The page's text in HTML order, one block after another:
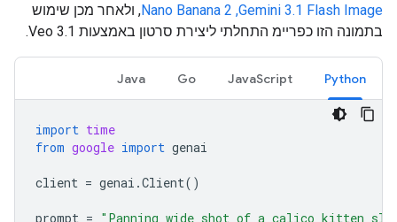
Gemini 3.1 Flash Image,‏ Nano Banana 2
, ולאחר מכן שימוש
בתמונה הזו כפריימ התחלתי ליצירת סרטון באמצעות Veo 3.1.
Python
JavaScript
Go
Java
import time
from google import genai
client = genai .Client()
prompt = "Panning wide shot of a calico kitten